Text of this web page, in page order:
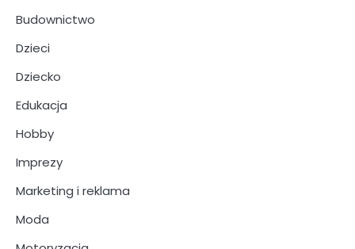
Budownictwo
Dzieci
Dziecko
Edukacja
Hobby
Imprezy
Marketing i reklama
Moda